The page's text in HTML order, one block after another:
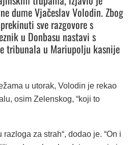
dume Vjačeslav Volodin. Zbog
sve razgovore s
u Donbasu nastavi s
tribunala u Mariupolju kasnije
u utorak, Volodin je rekao
osim Zelenskog, “koji to
za strah“, dodao je. “On i